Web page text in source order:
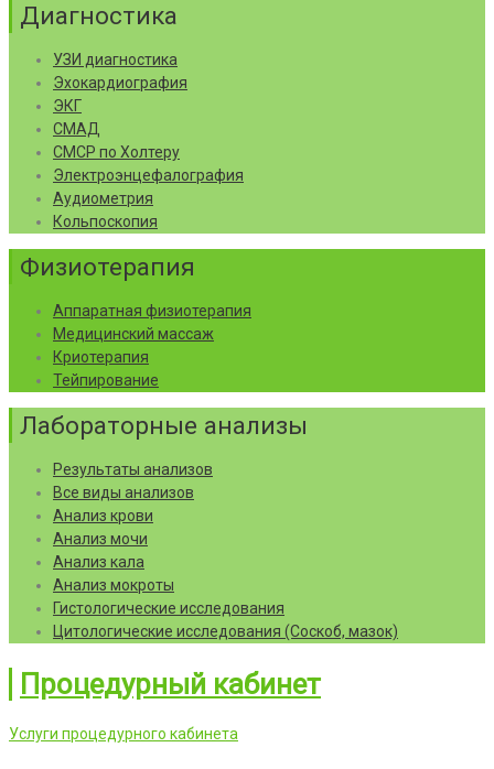
Диагностика
УЗИ диагностика
Эхокардиография
ЭКГ
СМАД
СМСР по Холтеру
Электроэнцефалография
Аудиометрия
Кольпоскопия
Физиотерапия
Аппаратная физиотерапия
Медицинский массаж
Криотерапия
Тейпирование
Лабораторные анализы
Результаты анализов
Все виды анализов
Анализ крови
Анализ мочи
Анализ кала
Анализ мокроты
Гистологические исследования
Цитологические исследования (Соскоб, мазок)
Процедурный кабинет
Услуги процедурного кабинета